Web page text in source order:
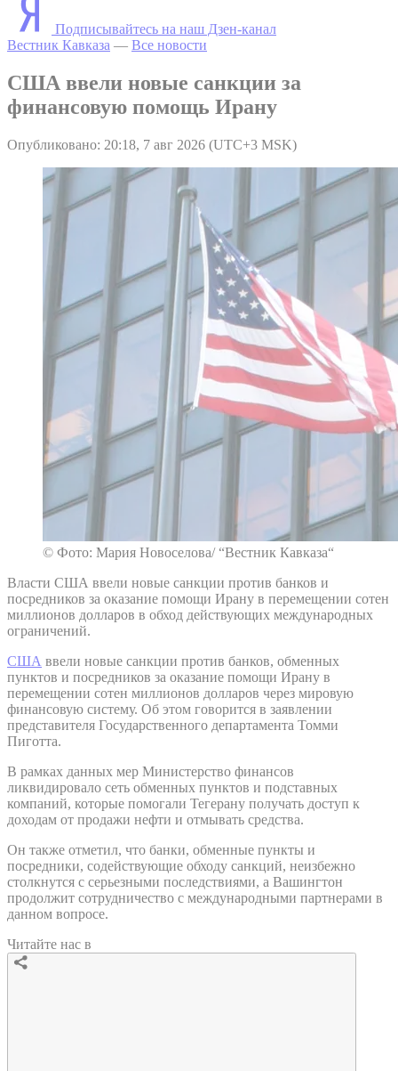
Подписывайтесь на наш Дзен-канал
Вестник Кавказа — Все новости
США ввели новые санкции за
финансовую помощь Ирану
Опубликовано: 20:18, 7 авг 2026 (UTC+3 MSK)
© Фото: Мария Новоселова/ “Вестник Кавказа“
Власти США ввели новые санкции против банков и
посредников за оказание помощи Ирану в перемещении сотен
миллионов долларов в обход действующих международных
ограничений.
США ввели новые санкции против банков, обменных
пунктов и посредников за оказание помощи Ирану в
перемещении сотен миллионов долларов через мировую
финансовую систему. Об этом говорится в заявлении
представителя Государственного департамента Томми
Пиготта.
В рамках данных мер Министерство финансов
ликвидировало сеть обменных пунктов и подставных
компаний, которые помогали Тегерану получать доступ к
доходам от продажи нефти и отмывать средства.
Он также отметил, что банки, обменные пункты и
посредники, содействующие обходу санкций, неизбежно
столкнутся с серьезными последствиями, а Вашингтон
продолжит сотрудничество с международными партнерами в
данном вопросе.
Читайте нас в